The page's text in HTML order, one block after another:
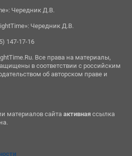
Чередник Д.В.
Чередник Д.В.
147-17-16
Все права на материалы,
в соответствии с российским
об авторском праве и
материалов сайта активнаяссылка